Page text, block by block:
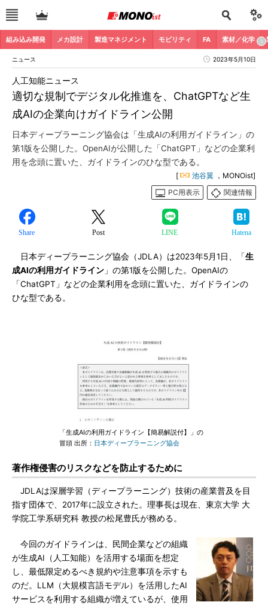
組み込み開発 メカ設計 製造マネジメント モビリティ FA 素材／化学
ニュース 2023年5月10日
適切な規制でデジタル化推進を、ChatGPTなど生
成AIの企業向けガイドライン公開
人工知能ニュース
日本ディープラーニング協会は「生成AIの利用ガイドライン」の
第1版を公開した。OpenAIが公開した「ChatGPT」などの企業利
用を念頭に置いた、ガイドラインのひな型である。
[ 池谷翼 ，MONOist]
PC用表示
関連情報
Share Post LINE Hatena
日本ディープラーニング協会（JDLA）は2023年5月1日、「生
成AIの利用ガイドライン 」の第1版を公開した。OpenAIの
「ChatGPT」などの企業利用を念頭に置いた、ガイドラインの
ひな型である。
「生成AIの利用ガイドライン【簡易解説付】」の
冒頭 出所： 日本ディープラーニング協会
著作権侵害のリスクなどを防止するために
JDLAは深層学習（ディープラーニング）技術の産業普及を目
指す団体で、2017年に設立された。理事長は現在、東京大学 大
学院工学系研究科 教授の松尾豊氏が務める。
今回のガイドラインは、民間企業などの組織
が生成AI（人工知能）を活用する場面を想定
し、最低限定めるべき規約や注意事項を示すも
のだ。LLM（大規模言語モデル）を活用したAI
サービスを利用する組織が増えているが、使用